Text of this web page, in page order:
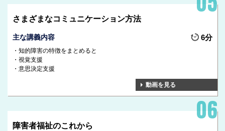
さまざまなコミュニケーション方法
主な講義内容 6分
知的障害の特徴をまとめると
視覚支援
意思決定支援
動画を見る
障害者福祉のこれから